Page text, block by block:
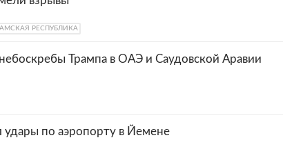
РЕСПУБЛИКА
Трампа в ОАЭ и Саудовской Аравии
удары по аэропорту в Йемене